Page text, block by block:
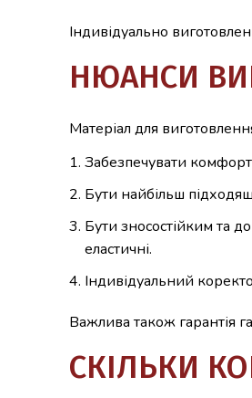
Індивідуально
НЮАНСИ
Матеріал для
Забезпечувати комфорт
Бути найбільш
Бути зносостійким та
еластичні.
Індивідуальний
Важлива також гарантія
СКІЛЬКИ